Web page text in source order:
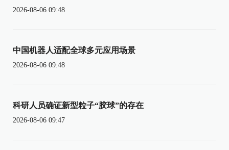
2026-08-06 09:48
中国机器人适配全球多元应用场景
2026-08-06 09:48
科研人员确证新型粒子“胶球”的存在
2026-08-06 09:47